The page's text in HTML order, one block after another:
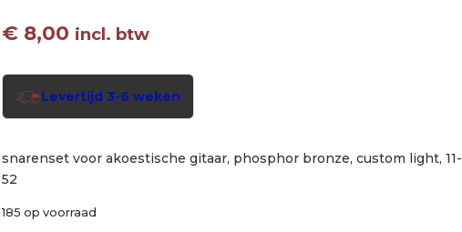
€ 8,00 incl. btw
Levertijd 3-6 weken
snarenset voor akoestische gitaar, phosphor bronze, custom light, 11-
52
185 op voorraad